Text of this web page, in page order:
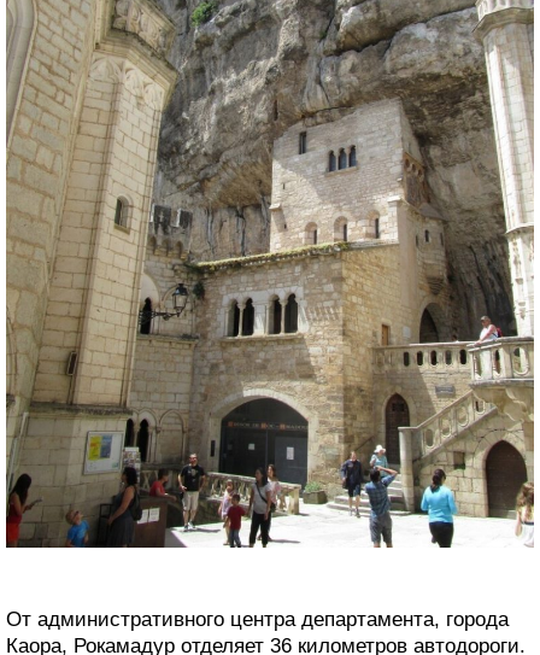
От административного центра департамента, города
Каора, Рокамадур отделяет 36 километров автодороги.